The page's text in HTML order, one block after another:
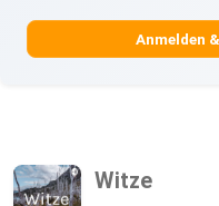
Witze
Anmelden